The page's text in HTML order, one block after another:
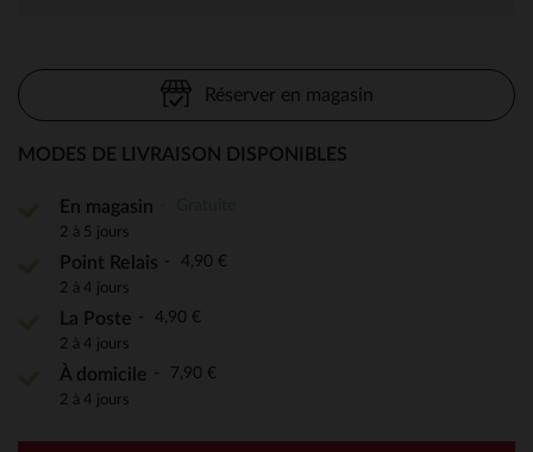
Réserver en magasin
MODES DE LIVRAISON DISPONIBLES
En magasin
2 à 5 jours
Point Relais 4,90 €
2 à 4 jours
La Poste 4,90 €
2 à 4 jours
À domicile 7,90 €
2 à 4 jours